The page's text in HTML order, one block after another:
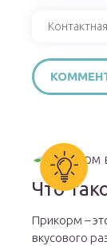
Что
Прикорм –
вкусового